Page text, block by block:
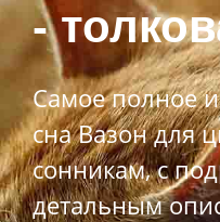
-
Самое полное
сна Вазон для
сонникам, с
детальным